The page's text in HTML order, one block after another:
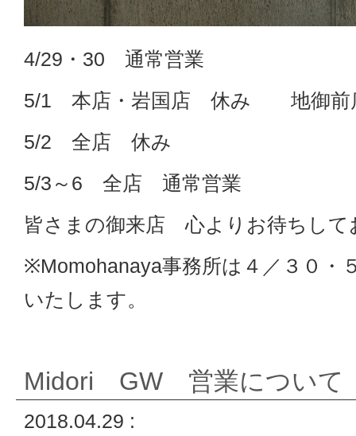
4/29・30 通常営業
5/1 本店・岩国店 休み 地御前
5/2 全店 休み
5/3～6 全店 通常営業
皆さまの御来店 心よりお待ちして
※Momohanaya事務所は４／３０・
いたします。
Midori GW 営業について
2018.04.29 :